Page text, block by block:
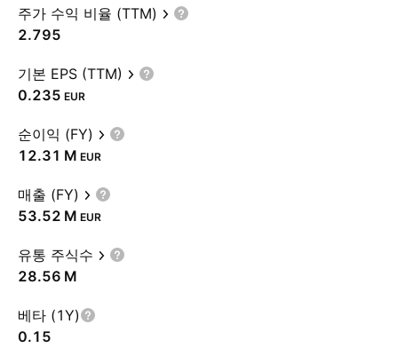
주가 수익 비율 (TTM)
2.795
기본 EPS (TTM)
0.235 EUR
순이익 (FY)
‪12.31 M‬ EUR
매출 (FY)
‪53.52 M‬ EUR
유통 주식수
‪28.56 M‬
베타 (1Y)
0.15